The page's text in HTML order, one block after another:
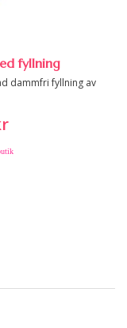
fyllning
dammfri fyllning av